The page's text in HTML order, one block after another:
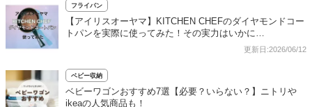
フライパン
【アイリスオーヤマ】KITCHEN CHEFのダイヤモンドコー
トパンを実際に使ってみた！その実力はいかに…
更新日:2026/06/12
ベビー収納
ベビーワゴンおすすめ7選【必要？いらない？】ニトリや
ikeaの人気商品も！